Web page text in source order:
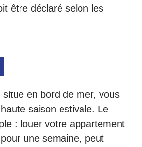
être déclaré selon les
situe en bord de mer, vous
saison estivale. Le
: louer votre appartement
une semaine, peut